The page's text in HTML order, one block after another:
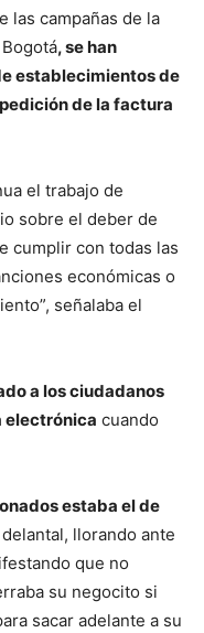
las campañas de la
, se han
establecimientos de
de la factura
el trabajo de
sobre el deber de
cumplir con todas las
económicas o
señalaba el
a los ciudadanos
electrónica cuando
estaba el de
llorando ante
que no
su negocito si
sacar adelante a su